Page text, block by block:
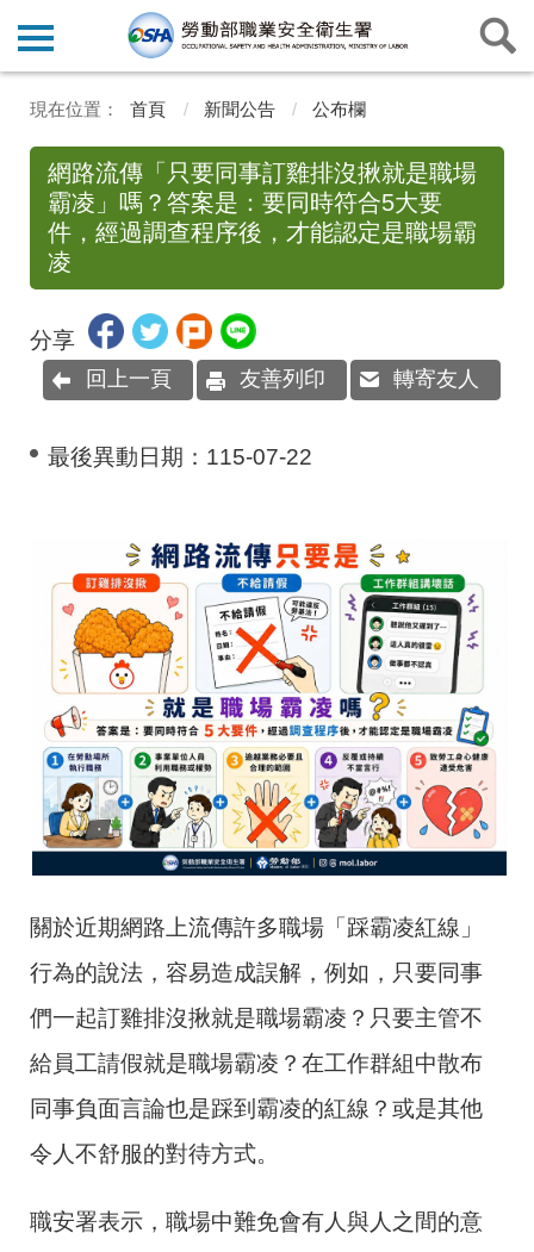
首頁 新聞公告 公布欄
網路流傳「只要同事訂雞排沒揪就是職場
霸凌」嗎？答案是：要同時符合5大要
件，經過調查程序後，才能認定是職場霸
凌
分享
回上一頁 友善列印 轉寄友人
最後異動日期： 115-07-22
關於近期網路上流傳許多職場「踩霸凌紅線」
行為的說法，容易造成誤解，例如，只要同事
們一起訂雞排沒揪就是職場霸凌？只要主管不
給員工請假就是職場霸凌？在工作群組中散布
同事負面言論也是踩到霸凌的紅線？或是其他
令人不舒服的對待方式。
職安署表示，職場中難免會有人與人之間的意